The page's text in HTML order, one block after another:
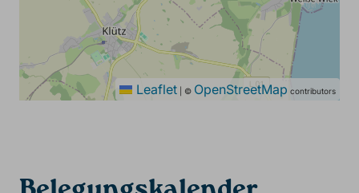
Leaflet © OpenStreetMap contributors